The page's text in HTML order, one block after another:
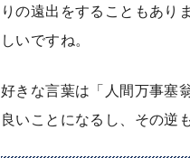
りの遠出をすることもあり
しいですね。
好きな言葉は「人間万事塞
良いことになるし、その逆